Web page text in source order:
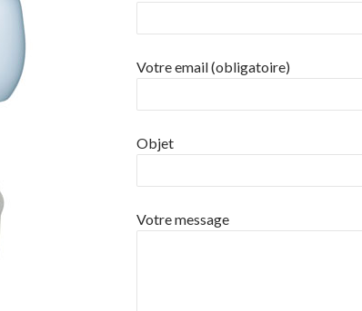
Votre email (obligatoire)
Objet
Votre message